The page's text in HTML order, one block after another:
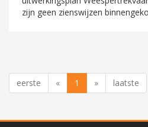
zijn geen zienswijzen
eerste « 1 » laatste